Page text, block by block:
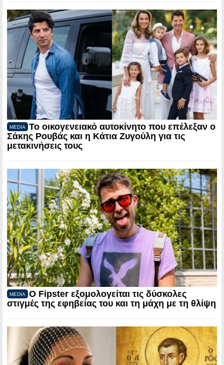
MEDIA
Το οικογενειακό αυτοκίνητο που επέλεξαν ο
Σάκης Ρουβάς και η Κάτια Ζυγούλη για τις
μετακινήσεις τους
MEDIA
Ο Fipster εξομολογείται τις δύσκολες
στιγμές της εφηβείας του και τη μάχη με τη θλίψη